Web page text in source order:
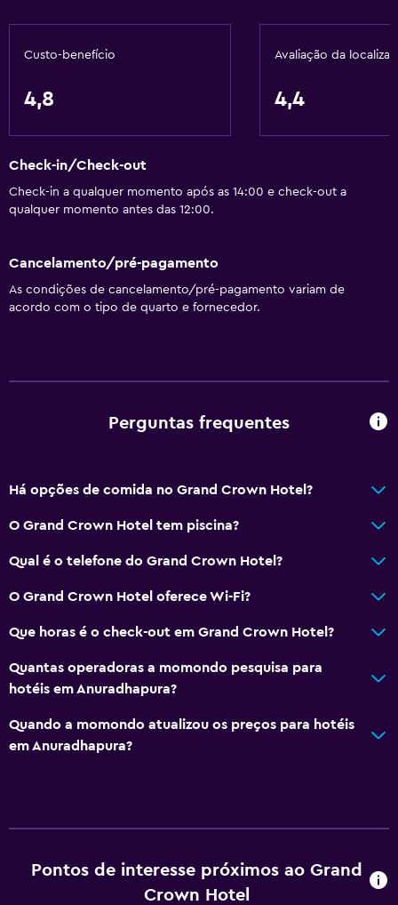
Lavanderia
Lavanderia
Restaurantes
Restaurante
Atividades
Aluguel de bicicletas
Geral
Armazém disponível
Custo-benefício
4,8
Avaliação da
4,4
Check-in/Check-out
Check-in a qualquer momento após as 14:00 e check-out a
qualquer momento antes das 12:00.
Cancelamento/pré-pagamento
As condições de cancelamento/pré-pagamento variam de
acordo com o tipo de quarto e fornecedor.
Perguntas frequentes
Há opções de comida no Grand Crown Hotel?
O Grand Crown Hotel tem piscina?
Qual é o telefone do Grand Crown Hotel?
O Grand Crown Hotel oferece Wi-Fi?
Que horas é o check-out em Grand Crown Hotel?
Quantas operadoras a momondo pesquisa para
hotéis em Anuradhapura?
Quando a momondo atualizou os preços para hotéis
em Anuradhapura?
Pontos de interesse próximos ao Grand
Crown Hotel